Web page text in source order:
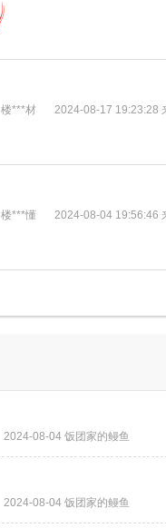
楼***材 2024-08-17 19:23:28
楼***懂 2024-08-04 19:56:46
2024-08-04 饭团家的鳗鱼
2024-08-04 饭团家的鳗鱼